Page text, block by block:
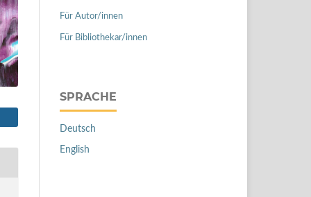
Für Autor/innen
Für Bibliothekar/innen
SPRACHE
Deutsch
English